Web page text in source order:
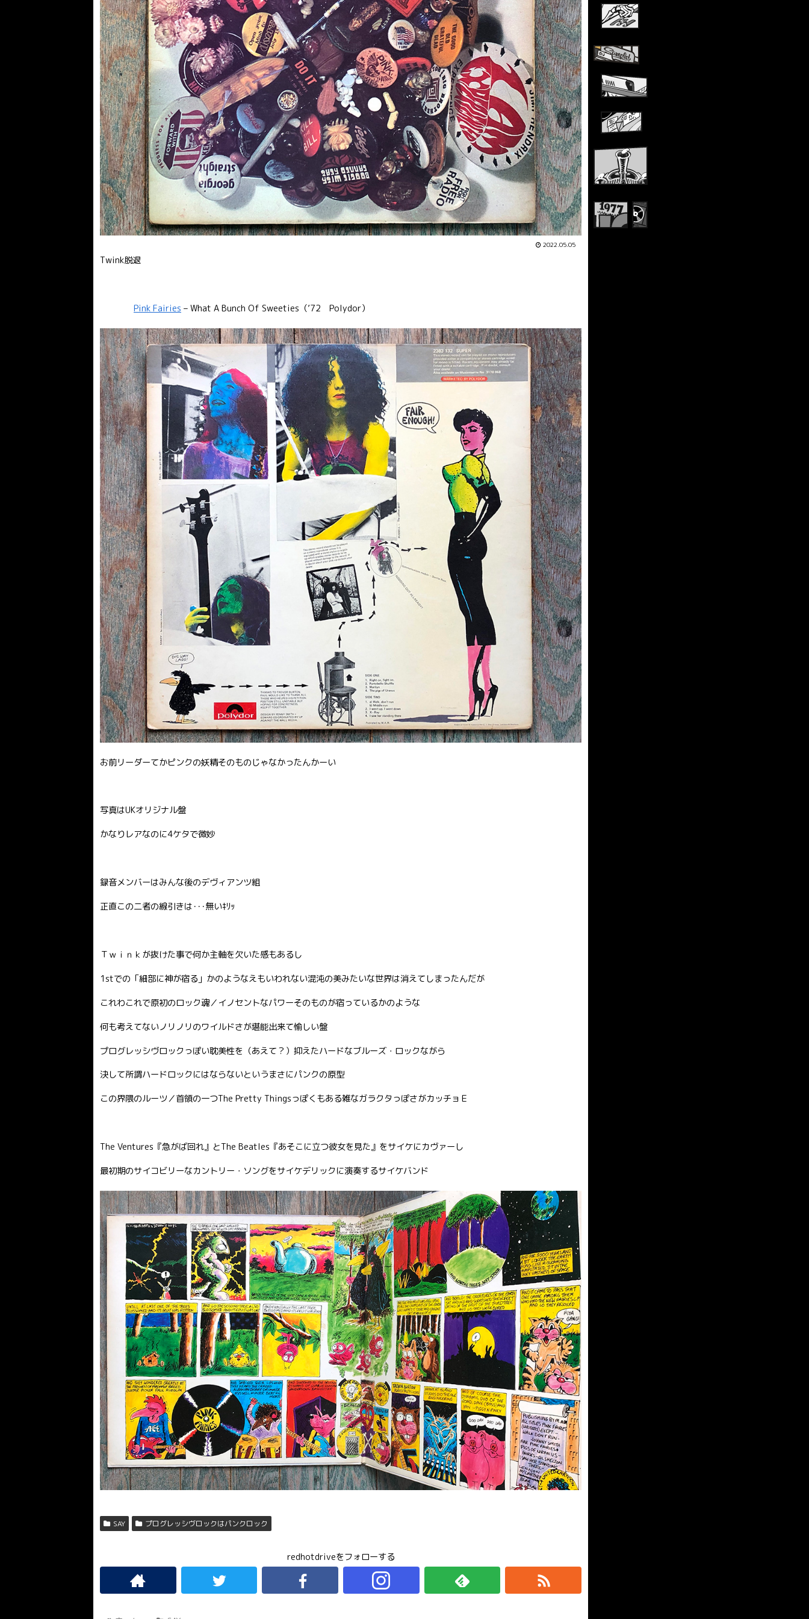
2022.05.05
Twink脱退
Pink Fairies – What A Bunch Of Sweeties（’72 Polydor）
お前リーダーてかピンクの妖精そのものじゃなかったんかーい
写真はUKオリジナル盤
かなりレアなのに4ケタで微妙
録音メンバーはみんな後のデヴィアンツ組
正直この二者の線引きは･･･無いｷﾘｯ
Ｔｗｉｎｋが抜けた事で何か主軸を欠いた感もあるし
1stでの「細部に神が宿る」かのようなえもいわれない混沌の美みたいな世界は消えてしまったんだが
これわこれで原初のロック魂／イノセントなパワーそのものが宿っているかのような
何も考えてないノリノリのワイルドさが堪能出来て愉しい盤
プログレッシヴロックっぽい耽美性を（あえて？）抑えたハードなブルーズ・ロックながら
決して所謂ハードロックにはならないというまさにパンクの原型
この界隈のルーツ／首領の一つThe Pretty Thingsっぽくもある雑なガラクタっぽさがカッチョＥ
The Ventures『急がば回れ』とThe Beatles『あそこに立つ彼女を見た』をサイケにカヴァーし
最初期のサイコビリーなカントリー・ソングをサイケデリックに演奏するサイケバンド
SAY プログレッシヴロックはパンクロック
redhotdriveをフォローする